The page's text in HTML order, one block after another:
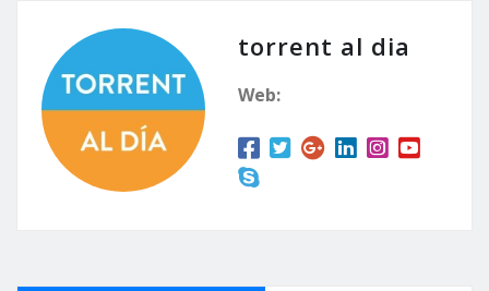
torrent al dia
Web: